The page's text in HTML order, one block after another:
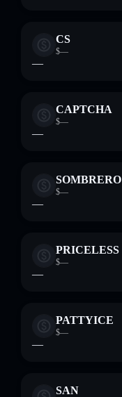
CS
$—
—
CAPTCHA
$—
—
SOMBRERO
$—
—
PRICELESS
$—
—
PATTYICE
$—
—
SAN